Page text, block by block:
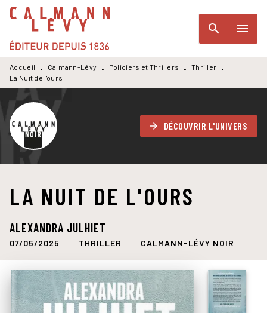
MENU RECHERCHE
PIED DE PAGE
search menu
Accueil • Calmann-Lévy • Policiers et Thrillers • Thriller
•
La Nuit de l'ours
arrow_forward DÉCOUVRIR L'UNIVERS
LA NUIT DE L'OURS
ALEXANDRA JULHIET
07/05/2025 THRILLER CALMANN-LÉVY NOIR